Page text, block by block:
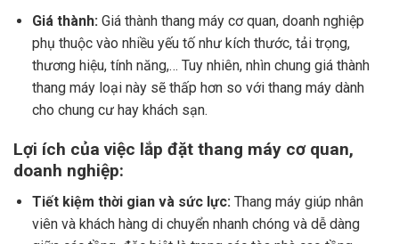
Giá thành: Giá thành thang máy cơ quan, doanh nghiệp
phụ thuộc vào nhiều yếu tố như kích thước, tải trọng,
thương hiệu, tính năng,… Tuy nhiên, nhìn chung giá thành
thang máy loại này sẽ thấp hơn so với thang máy dành
cho chung cư hay khách sạn.
Lợi ích của việc lắp đặt thang máy cơ quan,
doanh nghiệp:
Tiết kiệm thời gian và sức lực:Thang máy giúp nhân
viên và khách hàng di chuyển nhanh chóng và dễ dàng